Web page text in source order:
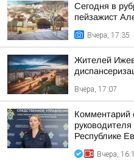
Сегодня в
пейзажист
Вчера, 17:35
Жителей
Вчера, 17:07
Комментарий
Республике
Вчера,